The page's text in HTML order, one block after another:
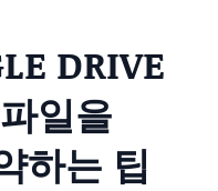
DRIVE
일을
하는 팁